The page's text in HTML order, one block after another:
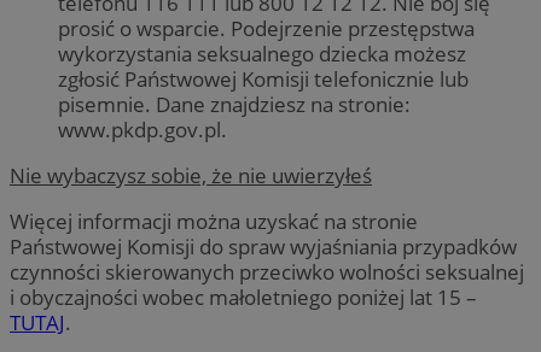
prosić o wsparcie. Podejrzenie przestępstwa
wykorzystania seksualnego dziecka możesz
zgłosić Państwowej Komisji telefonicznie lub
pisemnie. Dane znajdziesz na stronie:
www.pkdp.gov.pl.
Nie wybaczysz sobie, że nie uwierzyłeś
Więcej informacji można uzyskać na stronie
Państwowej Komisji do spraw wyjaśniania przypadków
czynności skierowanych przeciwko wolności seksualnej
i obyczajności wobec małoletniego poniżej lat 15 –
TUTAJ.